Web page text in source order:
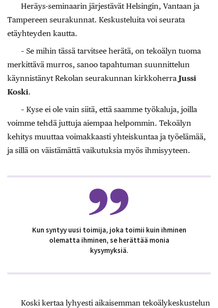
Heräys-seminaarin järjestävät Helsingin, Vantaan ja
Tampereen seurakunnat. Keskusteluita voi seurata
etäyhteyden kautta.
– Se mihin tässä tarvitsee herätä, on tekoälyn tuoma
merkittävä murros, sanoo tapahtuman suunnittelun
käynnistänyt Rekolan seurakunnan kirkkoherra Jussi
Koski.
– Kyse ei ole vain siitä, että saamme työkaluja, joilla
voimme tehdä juttuja aiempaa helpommin. Tekoälyn
kehitys muuttaa voimakkaasti yhteiskuntaa ja työelämää,
ja sillä on väistämättä vaikutuksia myös ihmisyyteen.
Kun syntyy uusi toimija, joka toimii kuin ihminen
olematta ihminen, se herättää monia
kysymyksiä.
Koski kertaa lyhyesti aikaisemman tekoälykeskustelun